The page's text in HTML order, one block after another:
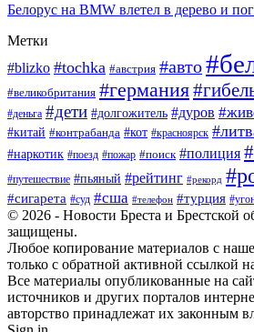
Белорус на BMW влетел в дерево и
Метки
#blizko #tochka #австрия #авто
#великобритания #германия
#деньга #дети #долгожитель #дуров
#китай #контрабанда #кот #красноярск
#наркотик #поезд #пожар #поиск #полиция
#путешествие #пьяный #рейтинг #рекорд
#сигарета #суд #сша #телефон #турция
© 2026 - Новости Бреста и Брестской
защищены.
Любое копирование материалов с
только с обратной активной ссылкой
Все материалы опубликованные на
источников и других порталов
авторство принадлежат их законным